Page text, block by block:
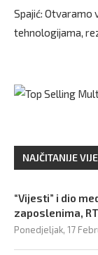
Spajić: Otvaramo
tehnologijama,
NAJČITANIJE
“Vijesti” i dio
zaposlenima,
Ponedjeljak, 17